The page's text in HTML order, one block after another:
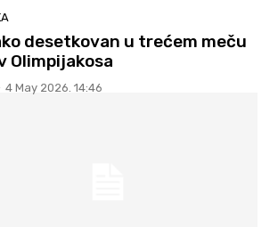
desetkovan u trećem meču
Olimpijakosa
4 May 2026. 14:46